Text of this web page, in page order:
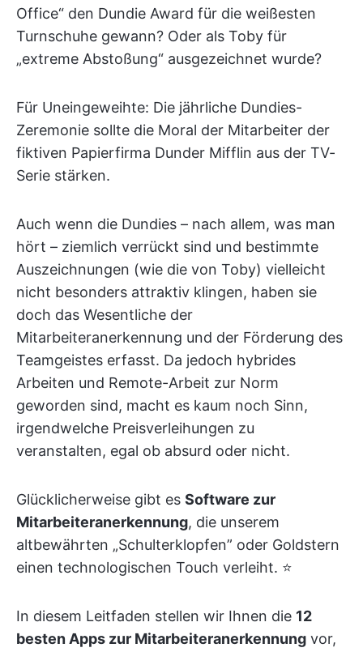
Office“ den Dundie Award für die weißesten
Turnschuhe gewann? Oder als Toby für
„extreme Abstoßung“ ausgezeichnet wurde?
Für Uneingeweihte: Die jährliche Dundies-
Zeremonie sollte die Moral der Mitarbeiter der
fiktiven Papierfirma Dunder Mifflin aus der TV-
Serie stärken.
Auch wenn die Dundies – nach allem, was man
hört – ziemlich verrückt sind und bestimmte
Auszeichnungen (wie die von Toby) vielleicht
nicht besonders attraktiv klingen, haben sie
doch das Wesentliche der
Mitarbeiteranerkennung und der Förderung des
Teamgeistes erfasst. Da jedoch hybrides
Arbeiten und Remote-Arbeit zur Norm
geworden sind, macht es kaum noch Sinn,
irgendwelche Preisverleihungen zu
veranstalten, egal ob absurd oder nicht.
Glücklicherweise gibt es Software zur
Mitarbeiteranerkennung, die unserem
altbewährten „Schulterklopfen” oder Goldstern
einen technologischen Touch verleiht. ⭐️
In diesem Leitfaden stellen wir Ihnen die 12
besten Apps zur Mitarbeiteranerkennung vor,